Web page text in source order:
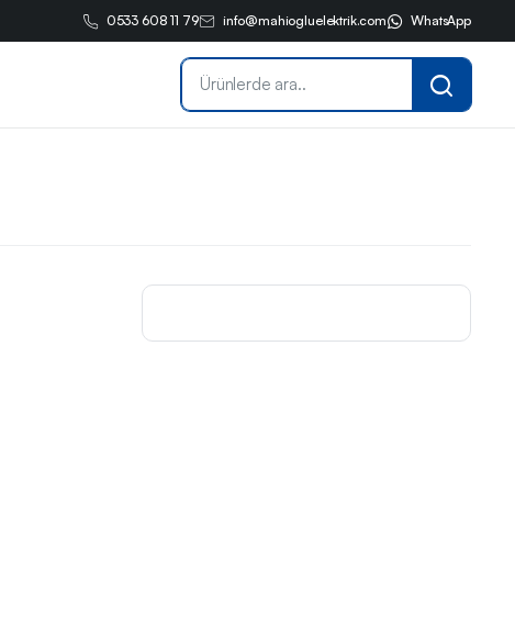
0533 608 11 79 info@mahiogluelektrik.com WhatsApp